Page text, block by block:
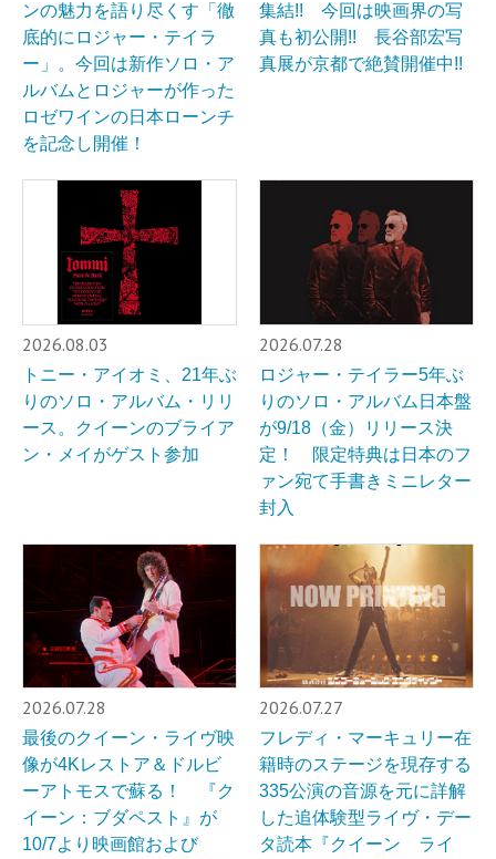
ンの魅力を語り尽くす「徹
底的にロジャー・テイラ
ー」。今回は新作ソロ・ア
ルバムとロジャーが作った
ロゼワインの日本ローンチ
を記念し開催！
集結!! 今回は映画界の写
真も初公開!! 長谷部宏写
真展が京都で絶賛開催中!!
2026.08.03
トニー・アイオミ、21年ぶ
りのソロ・アルバム・リリ
ース。クイーンのブライア
ン・メイがゲスト参加
2026.07.28
ロジャー・テイラー5年ぶ
りのソロ・アルバム日本盤
が9/18（金）リリース決
定！ 限定特典は日本のフ
ァン宛て手書きミニレター
封入
2026.07.28
最後のクイーン・ライヴ映
像が4Kレストア＆ドルビ
ーアトモスで蘇る！ 『ク
イーン：ブダペスト』が
10/7より映画館および
2026.07.27
フレディ・マーキュリー在
籍時のステージを現存する
335公演の音源を元に詳解
した追体験型ライヴ・デー
タ読本『クイーン ライ